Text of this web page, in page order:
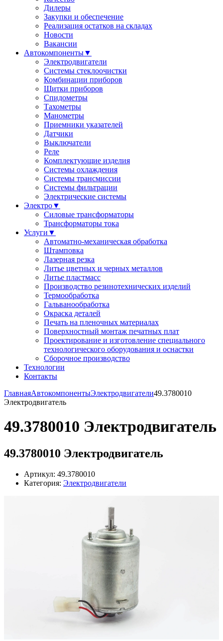
Дилеры
Закупки и обеспечение
Реализация остатков на складах
Новости
Вакансии
Автокомпоненты▼
Электродвигатели
Системы стеклоочистки
Комбинации приборов
Щитки приборов
Спидометры
Тахометры
Манометры
Приемники указателей
Датчики
Выключатели
Реле
Комплектующие изделия
Системы охлаждения
Системы трансмиссии
Системы фильтрации
Электрические системы
Электро▼
Силовые трансформаторы
Трансформаторы тока
Услуги ▼
Автоматно-механическая обработка
Штамповка
Лазерная резка
Литье цветных и черных металлов
Литье пластмасс
Производство резинотехнических изделий
Термообработка
Гальванообработка
Окраска деталей
Печать на пленочных материалах
Поверхностный монтаж печатных плат
Проектирование и изготовление специального
технологического оборудования и оснастки
Сборочное производство
Технологии
Контакты
ГлавнаяАвтокомпонентыЭлектродвигатели49.3780010
Электродвигатель
49.3780010 Электродвигатель
49.3780010 Электродвигатель
Артикул: 49.3780010
Категория: Электродвигатели